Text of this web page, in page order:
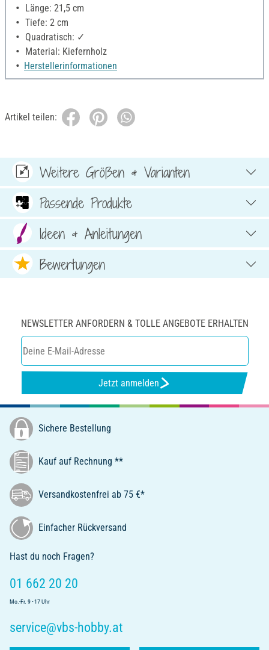
Länge: 21,5 cm
Tiefe: 2 cm
Quadratisch: ✓
Material: Kiefernholz
Herstellerinformationen
Artikel teilen:
Weitere Größen & Varianten
Passende Produkte
Ideen & Anleitungen
Bewertungen
NEWSLETTER ANFORDERN & TOLLE ANGEBOTE ERHALTEN
Jetzt anmelden
Sichere Bestellung
Kauf auf Rechnung **
Versandkostenfrei ab 75 €*
Einfacher Rückversand
Hast du noch Fragen?
01 662 20 20
Mo.-Fr. 9 - 17 Uhr
service@vbs-hobby.at